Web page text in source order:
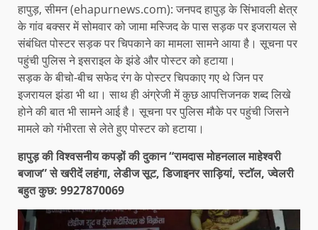
हापुड़, सीमन (ehapurnews.com): जनपद हापुड़ के सिंभावली क्षेत्र
के गांव बक्सर में सोमवार को जामा मस्जिद के पास सड़क पर इजरायल से
संबंधित पोस्टर सड़क पर चिपकाने का मामला सामने आया है। सूचना पर
पहुंची पुलिस ने इसराइल के झंडे और पोस्टर को हटाया।
सड़क के बीचो-बीच सफेद रंग के पोस्टर चिपकाए गए थे जिन पर
इजरायल झंडा भी था। साथ ही अंग्रेजी में कुछ आपत्तिजनक शब्द लिखे
होने की बात भी सामने आई है। सूचना पर पुलिस मौके पर पहुंची जिसने
मामले को गंभीरता से लेते हुए पोस्टर को हटाया।
हापुड़ की विश्वसनीय कपड़ों की दुकान “रामदास मोहनलाल माहेश्वरी
बजाज” से खरीदें लहंगा, लेडीज सूट, डिजाइनर साड़ियां, स्टॉल, ज्वेलरी
बहुत कुछ: 9927870069